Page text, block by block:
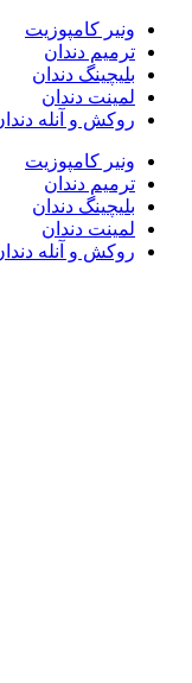
ونیر کامپوزیت
ترمیم دندان
بلیچینگ دندان
لمینت دندان
روکش و آنله دندان
ونیر کامپوزیت
ترمیم دندان
بلیچینگ دندان
لمینت دندان
روکش و آنله دندان